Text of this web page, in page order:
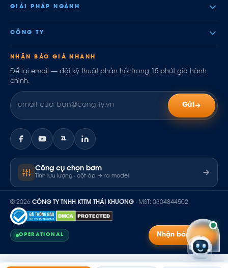
GIẢI PHÁP NGÀNH
CÔNG TY
NHẬN BÁO GIÁ NHANH
Để lại email — đội kỹ thuật phản hồi trong 15 phút giờ hành
chính.
Gửi
ZL
Công cụ chọn bơm
Tính lưu lượng · cột áp → ra model
© 2026 CÔNG TY TNHH KTTM THÁI KHƯƠNG · MST: 0304844502
OPERATIONAL Nhận báo giá